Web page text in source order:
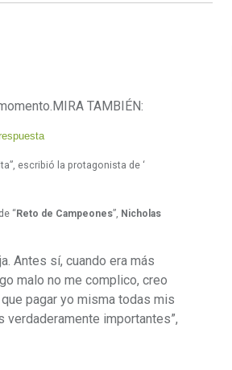
MIRA TAMBIÉN:
escribió la protagonista de ‘
“ Reto de Campeones”, Nicholas
Antes sí, cuando era más
malo no me complico, creo
pagar yo misma todas mis
importantes”,